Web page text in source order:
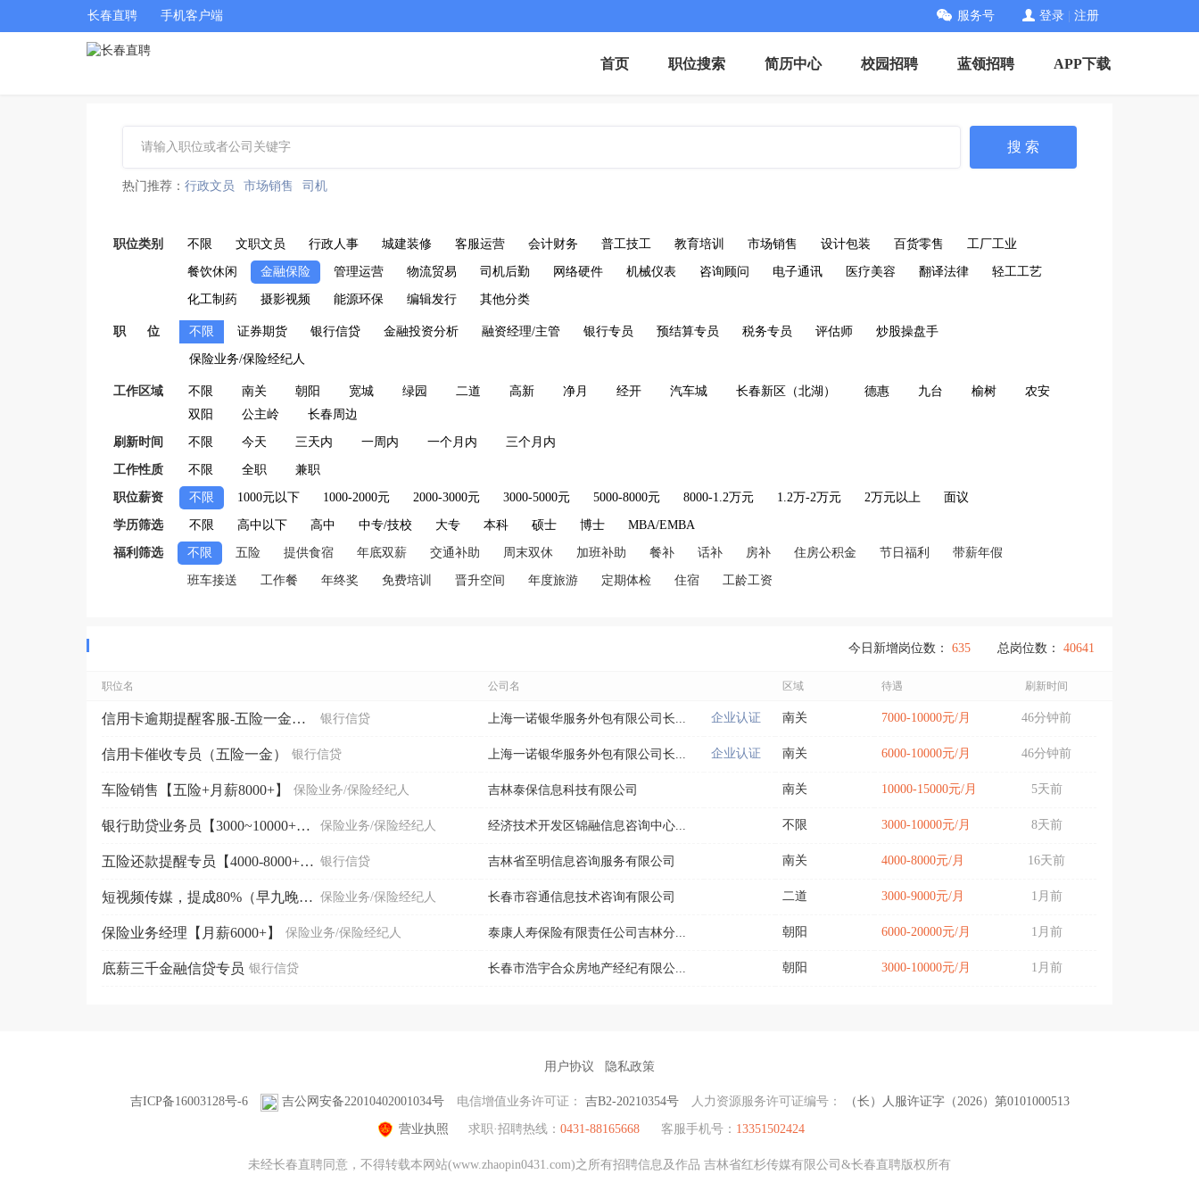
长春直聘 手机客户端 服务号 登录 注册
首页 职位搜索 简历中心 校园招聘 蓝领招聘 APP下载
搜 索
热门推荐： 行政文员 市场销售 司机
职位类别 不限 文职文员 行政人事 城建装修 客服运营 会计财务 普工技工 教育培训 市场销售 设计包装 百货零售 工厂工业
餐饮休闲 金融保险 管理运营 物流贸易 司机后勤 网络硬件 机械仪表 咨询顾问 电子通讯 医疗美容 翻译法律 轻工工艺
化工制药 摄影视频 能源环保 编辑发行 其他分类
职 位 不限 证券期货 银行信贷 金融投资分析 融资经理/主管 银行专员 预结算专员 税务专员 评估师 炒股操盘手
保险业务/保险经纪人
工作区域 不限 南关 朝阳 宽城 绿园 二道 高新 净月 经开 汽车城 长春新区（北湖） 德惠 九台 榆树
农安
双阳
公主岭 长春周边
刷新时间 不限 今天 三天内 一周内 一个月内 三个月内
工作性质 不限 全职 兼职
职位薪资 不限 1000元以下 1000-2000元 2000-3000元 3000-5000元 5000-8000元 8000-1.2万元 1.2万-2万元 2万元以上 面议
学历筛选 不限 高中以下 高中 中专/技校 大专 本科 硕士 博士 MBA/EMBA
福利筛选 不限 五险 提供食宿 年底双薪 交通补助 周末双休 加班补助 餐补 话补 房补 住房公积金 节日福利 带薪年假
班车接送 工作餐 年终奖 免费培训 晋升空间 年度旅游 定期体检 住宿 工龄工资
总岗位数： 40641
今日新增岗位数： 635
职位名 公司名 区域 待遇 刷新时间
信用卡逾期提醒客服-五险一金高提成 银行信贷 上海一诺银华服务外包有限公司长... 企业认证 南关 7000-10000元/月 46分钟前
信用卡催收专员（五险一金） 银行信贷 上海一诺银华服务外包有限公司长... 企业认证 南关 6000-10000元/月 46分钟前
车险销售【五险+月薪8000+】 保险业务/保险经纪人 吉林泰保信息科技有限公司 南关 10000-15000元/月 5天前
银行助贷业务员【3000~10000+双休+节假日休... 保险业务/保险经纪人 经济技术开发区锦融信息咨询中心... 不限 3000-10000元/月 8天前
五险还款提醒专员【4000-8000+五险】 银行信贷 吉林省至明信息咨询服务有限公司 南关 4000-8000元/月 16天前
短视频传媒，提成80%（早九晚四） 保险业务/保险经纪人 长春市容通信息技术咨询有限公司 二道 3000-9000元/月 1月前
保险业务经理【月薪6000+】 保险业务/保险经纪人 泰康人寿保险有限责任公司吉林分... 朝阳 6000-20000元/月 1月前
底薪三千金融信贷专员 银行信贷 长春市浩宇合众房地产经纪有限公... 朝阳 3000-10000元/月 1月前
用户协议 隐私政策
吉ICP备16003128号-6 吉公网安备22010402001034号 电信增值业务许可证： 吉B2-20210354号 人力资源服务许可证编号： （长）人服许证字（2026）第0101000513
营业执照 求职·招聘热线： 0431-88165668 客服手机号： 13351502424
未经长春直聘同意，不得转载本网站(www.zhaopin0431.com)之所有招聘信息及作品 吉林省红杉传媒有限公司&长春直聘版权所有